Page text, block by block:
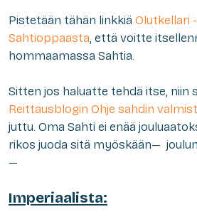
Pistetään tähän linkkiä Olutkellari
Sahtioppaasta, että voitte
hommaamassa Sahtia.
Sitten jos haluatte tehdä itse, niin
Reittausblogin Ohje sahdin
juttu. Oma Sahti ei enää
rikos juoda sitä myöskään—
—
Imperiaalista: